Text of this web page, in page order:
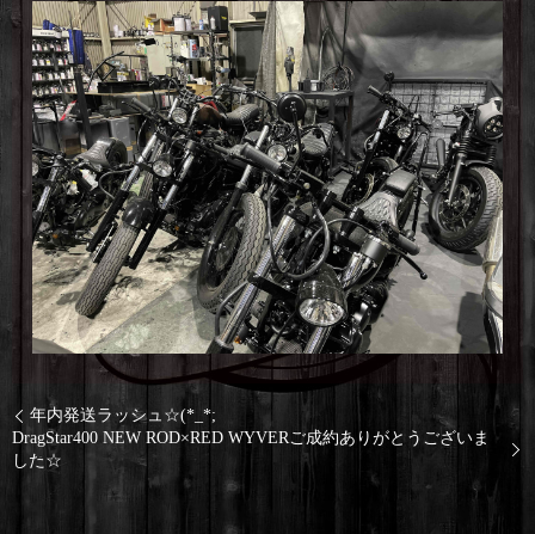
年内発送ラッシュ☆(*_*;
DragStar400 NEW ROD×RED WYVERご成約ありがとうございま
した☆